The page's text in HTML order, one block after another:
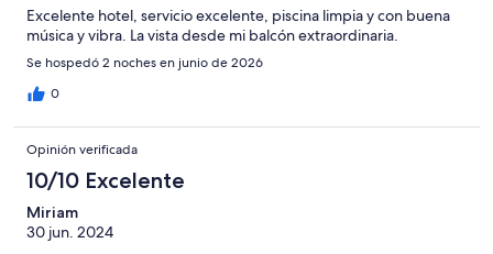
Excelente hotel, servicio excelente, piscina limpia y con buena
música y vibra. La vista desde mi balcón extraordinaria.
Se hospedó 2 noches en junio de 2026
0
Opinión verificada
10/10 Excelente
Miriam
30 jun. 2024